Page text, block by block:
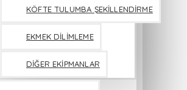
KÖFTE TULUMBA ŞEKİLLENDİRME
EKMEK DİLİMLEME
DİĞER EKİPMANLAR